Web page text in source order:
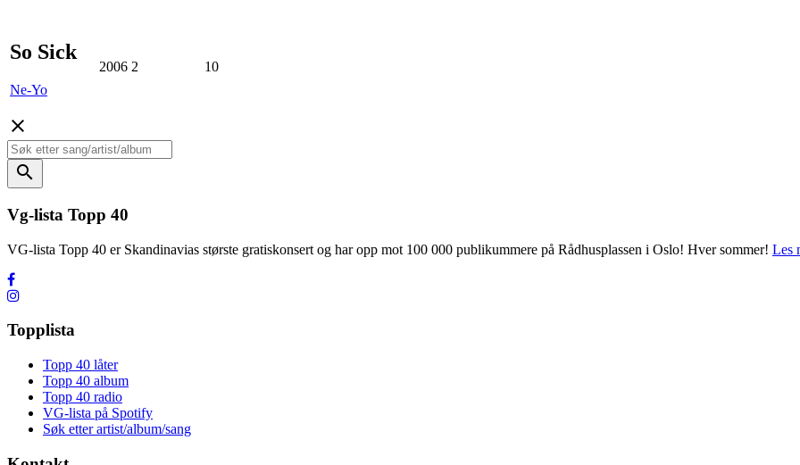
So Sick
Ne-Yo
2006 2 10
close
search
Vg-lista Topp 40
VG-lista Topp 40 er Skandinavias største gratiskonsert og har opp mot 100 000 publikummere på Rådhusplassen i Oslo! Hver sommer! Les
Topplista
Topp 40 låter
Topp 40 album
Topp 40 radio
VG-lista på Spotify
Søk etter artist/album/sang